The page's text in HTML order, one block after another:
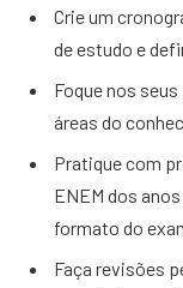
Crie um
de estudo e
Foque nos
áreas do
Pratique com
ENEM dos
formato do
Faça revisões